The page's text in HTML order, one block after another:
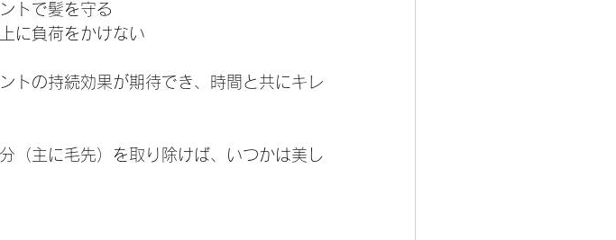
トで髪を守る
に負荷をかけない
トの持続効果が期待でき、時間と共にキレ
（主に毛先）を取り除けば、いつかは美し